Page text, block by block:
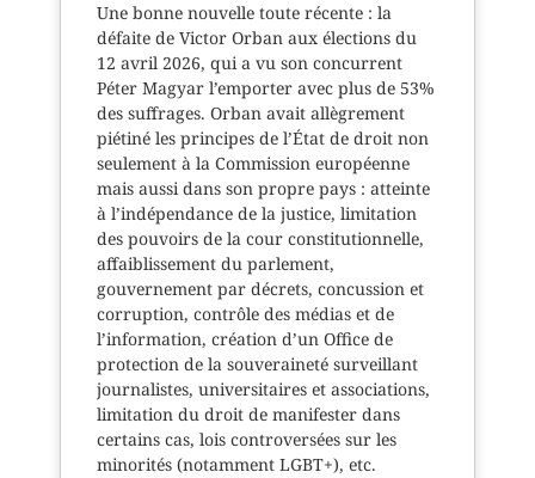
Une bonne nouvelle toute récente : la
défaite de Victor Orban aux élections du
12 avril 2026, qui a vu son concurrent
Péter Magyar l’emporter avec plus de 53%
des suffrages. Orban avait allègrement
piétiné les principes de l’État de droit non
seulement à la Commission européenne
mais aussi dans son propre pays : atteinte
à l’indépendance de la justice, limitation
des pouvoirs de la cour constitutionnelle,
affaiblissement du parlement,
gouvernement par décrets, concussion et
corruption, contrôle des médias et de
l’information, création d’un Office de
protection de la souveraineté surveillant
journalistes, universitaires et associations,
limitation du droit de manifester dans
certains cas, lois controversées sur les
minorités (notamment LGBT+), etc.